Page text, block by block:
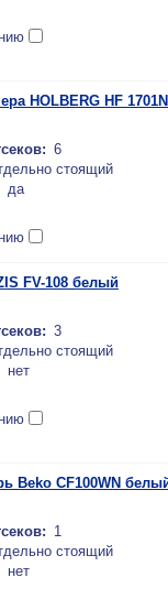
HOLBERG HF
6
стоящий
да
FV-108 белый
3
стоящий
нет
Beko CF100WN
1
стоящий
нет